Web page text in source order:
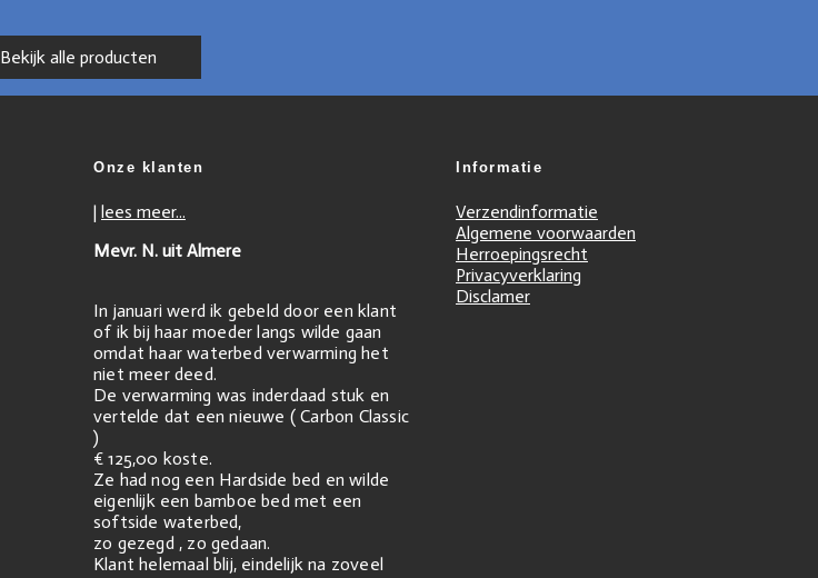
Bekijk alle producten
Onze klanten
| lees meer...
Mevr. N. uit Almere
In januari werd ik gebeld door een klant
of ik bij haar moeder langs wilde gaan
omdat haar waterbed verwarming het
niet meer deed.
De verwarming was inderdaad stuk en
vertelde dat een nieuwe ( Carbon Classic
)
€ 125,00 koste.
Ze had nog een Hardside bed en wilde
eigenlijk een bamboe bed met een
softside waterbed,
zo gezegd , zo gedaan.
Klant helemaal blij, eindelijk na zoveel
Informatie
Verzendinformatie
Algemene voorwaarden
Herroepingsrecht
Privacyverklaring
Disclamer